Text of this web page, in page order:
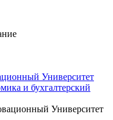
Университет
и бухгалтерский